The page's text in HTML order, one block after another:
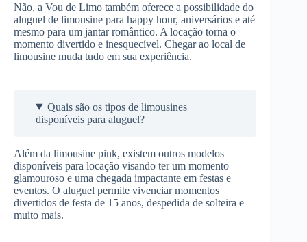
Não, a Vou de Limo também oferece a possibilidade do
aluguel de limousine para happy hour, aniversários e até
mesmo para um jantar romântico. A locação torna o
momento divertido e inesquecível. Chegar ao local de
limousine muda tudo em sua experiência.
Quais são os tipos de limousines
disponíveis para aluguel?
Além da limousine pink, existem outros modelos
disponíveis para locação visando ter um momento
glamouroso e uma chegada impactante em festas e
eventos. O aluguel permite vivenciar momentos
divertidos de festa de 15 anos, despedida de solteira e
muito mais.